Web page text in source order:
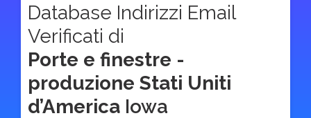
Database Indirizzi Email
Verificati di
Porte e finestre -
produzione Stati Uniti
d’America Iowa